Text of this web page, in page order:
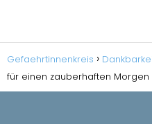
Gefaehrtinnenkreis
für einen zauberhaften Morgen